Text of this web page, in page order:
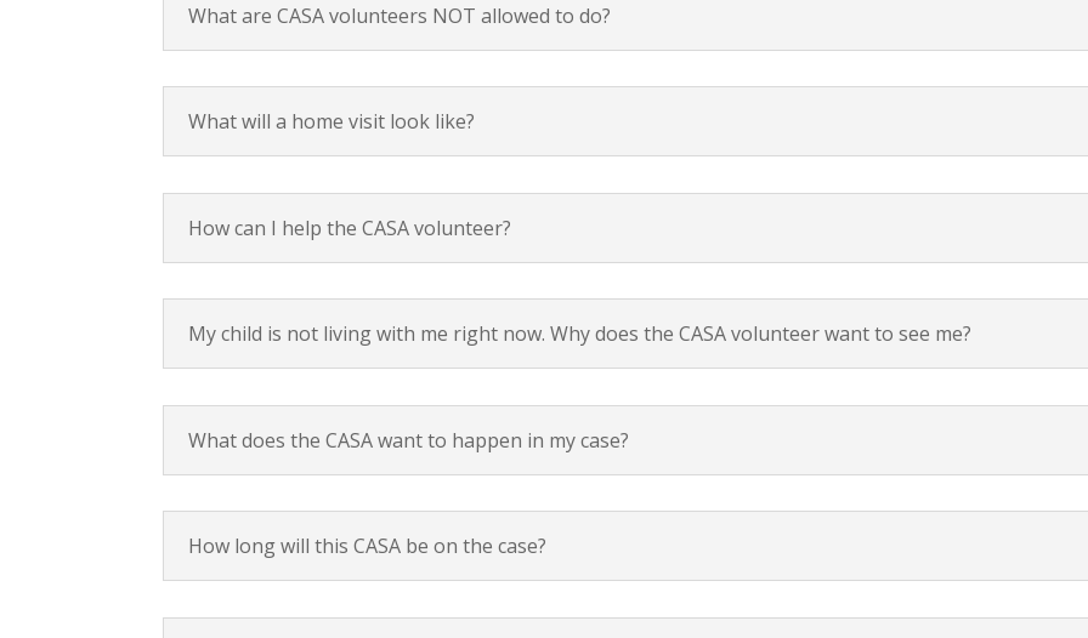
What are CASA volunteers NOT allowed to do?
What will a home visit look like?
How can I help the CASA volunteer?
My child is not living with me right now. Why does the CASA volunteer want to see me?
What does the CASA want to happen in my case?
How long will this CASA be on the case?